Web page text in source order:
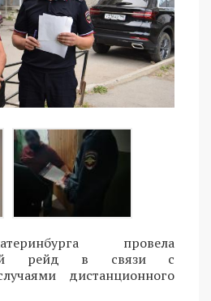
провела
рейд в связи с
дистанционного